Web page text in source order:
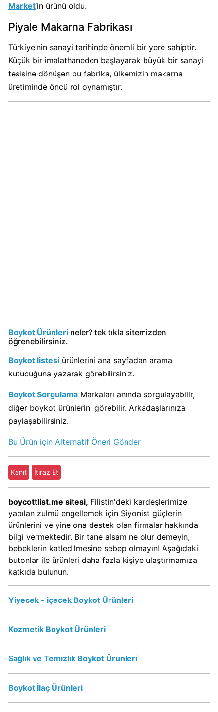
Sahibi
Dominos
Boykot
mu?
Dominos
Boykot
mu?
Kimin
Sahibi
Kim?
Boykot
mu?
Lay's
Kimin
Sahibi
Kim?
Nestle
Boykot
mu?
Nestle
Kimin
Nesquik
boykot
Nesquik
Kimin
Market’in ürünü oldu.
Piyale Makarna Fabrikası
Türkiye’nin sanayi tarihinde önemli bir yere sahiptir.
Küçük bir imalathaneden başlayarak büyük bir sanayi
tesisine dönüşen bu fabrika, ülkemizin makarna
üretiminde öncü rol oynamıştır.
Boykot Ürünleri neler? tek tıkla sitemizden
öğrenebilirsiniz.
Boykot listesi ürünlerini ana sayfadan arama
kutucuğuna yazarak görebilirsiniz.
Boykot Sorgulama Markaları anında sorgulayabilir,
diğer boykot ürünlerini görebilir. Arkadaşlarınıza
paylaşabilirsiniz.
Bu Ürün için Alternatif Öneri Gönder
Kanıt İtiraz Et
boycottlist.me sitesi, Filistin'deki kardeşlerimize
yapılan zulmü engellemek için Siyonist güçlerin
ürünlerini ve yine ona destek olan firmalar hakkında
bilgi vermektedir. Bir tane alsam ne olur demeyin,
bebeklerin katledilmesine sebep olmayın! Aşağıdaki
butonlar ile ürünleri daha fazla kişiye ulaştırmamıza
katkıda bulunun.
Yiyecek - içecek Boykot Ürünleri
Kozmetik Boykot Ürünleri
Sağlık ve Temizlik Boykot Ürünleri
Boykot İlaç Ürünleri